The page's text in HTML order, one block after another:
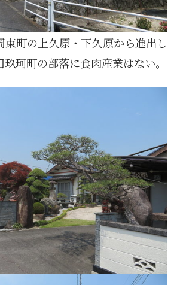
東町の上久原・下久原から進出し
珂町の部落に食肉産業はない。